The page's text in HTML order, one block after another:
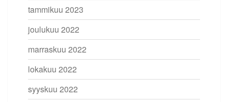
tammikuu 2023
joulukuu 2022
marraskuu 2022
lokakuu 2022
syyskuu 2022